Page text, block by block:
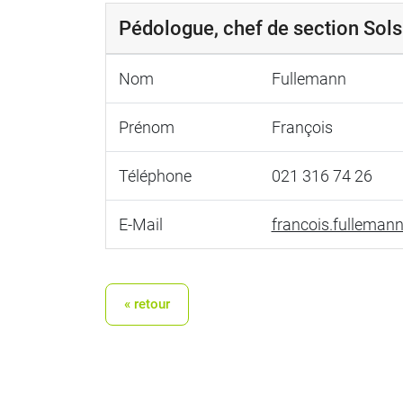
Pédologue, chef de section Sols
Nom Fullemann
Prénom François
Téléphone 021 316 74 26
E-Mail
« retour